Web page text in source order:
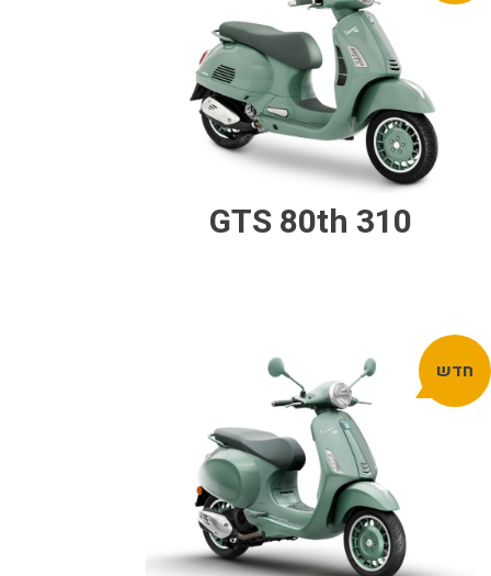
GTS 80th 310
חדש